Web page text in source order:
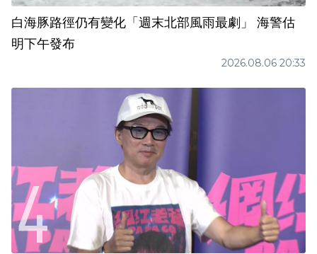
白海豚路徑仍有變化「週末北部風雨最劇」 海警估
明下午發布
2026.08.06 20:33